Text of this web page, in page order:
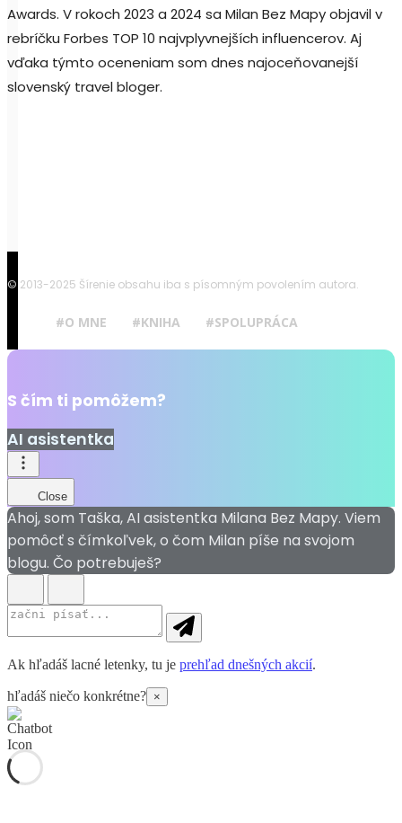
Awards. V rokoch 2023 a 2024 sa Milan Bez Mapy objavil v
rebríčku Forbes TOP 10 najvplyvnejších influencerov. Aj
vďaka týmto oceneniam som dnes najoceňovanejší
slovenský travel bloger.
© 2013-2025 Šírenie obsahu iba s písomným povolením autora.
#O MNE #KNIHA #SPOLUPRÁCA
S čím ti pomôžem?
AI asistentka
Close
Ahoj, som Taška, AI asistentka Milana Bez Mapy. Viem
pomôcť s čímkoľvek, o čom Milan píše na svojom
blogu. Čo potrebuješ?
Ak hľadáš lacné letenky, tu je prehľad dnešných akcií.
hľadáš niečo konkrétne? ×